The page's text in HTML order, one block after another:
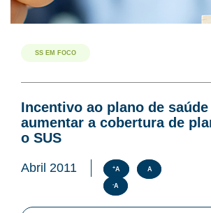
SS EM FOCO
Incentivo ao plano de
aumentar a cobertura de
o SUS
Abril 2011 +A A
-A